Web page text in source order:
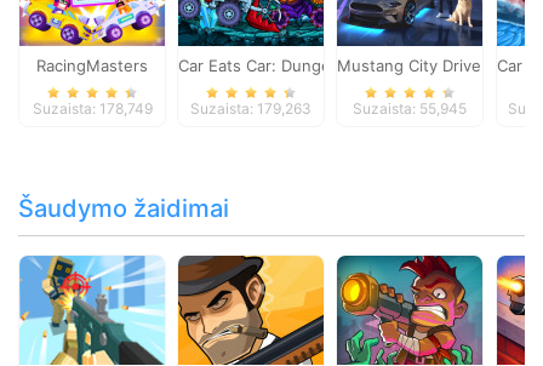
RacingMasters
Suzaista: 178,749
Car Eats Car: Dungeon Adventure
Suzaista: 179,263
Mustang City Driver
Suzaista: 55,945
Car
Šaudymo žaidimai